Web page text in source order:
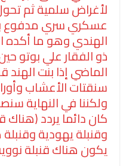
لأغراض سلمية ثم
عسكري سري مدفوع
الهندي وهو ما أكده
ذو الفقار علي بوتو
الماضي إذا بنت الهند
سنقتات الأعشاب
ولكننا في النهاية
كان دائما يردد (هناك
وقنبلة يهودية
يكون هناك قنبلة